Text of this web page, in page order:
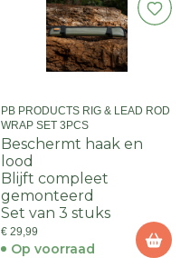
PB PRODUCTS RIG & LEAD ROD
WRAP SET 3PCS
Beschermt haak en
lood
Blijft compleet
gemonteerd
Set van 3 stuks
€ 29,99
Op voorraad